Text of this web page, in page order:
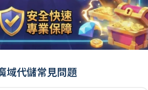
域代儲常見問題